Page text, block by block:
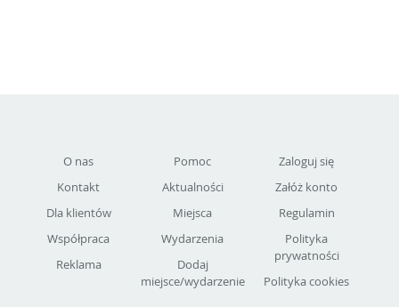
O nas
Kontakt
Dla klientów
Współpraca
Reklama
Pomoc
Aktualności
Miejsca
Wydarzenia
Dodaj
miejsce/wydarzenie
Zaloguj się
Załóż konto
Regulamin
Polityka
prywatności
Polityka cookies